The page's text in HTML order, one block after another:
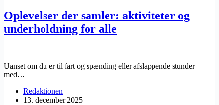
Oplevelser der samler: aktiviteter og
underholdning for alle
Uanset om du er til fart og spænding eller afslappende stunder
med…
Redaktionen
13. december 2025